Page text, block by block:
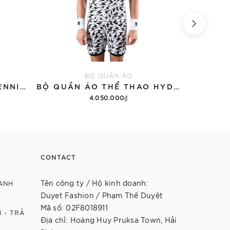
ÁO THUN HYDROGEN TENNIS COURT COTTON 'BLACK'
BỘ QUẦN ÁO
BỘ QUẦN ÁO THỂ THAO HYDROGEN THUNDERS TECH
4.050.000₫
- TRẢ
CONTACT
Tên công ty / Hộ kinh doanh:
Duyet Fashion / Phạm Thế Duyệt
Mã số: 02F8018911
Địa chỉ: Hoàng Huy Pruksa Town, Hải